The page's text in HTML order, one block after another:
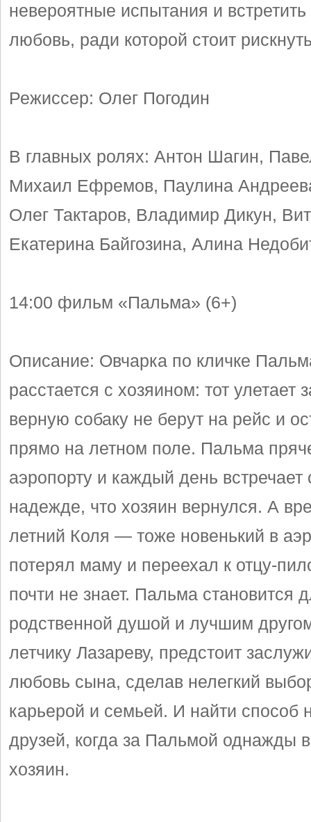
невероятные испытания и встретить
любовь, ради которой стоит
Режиссер: Олег Погодин
В главных ролях: Антон Шагин,
Михаил Ефремов, Паулина
Олег Тактаров, Владимир Дикун,
Екатерина Байгозина, Алина
14:00 фильм «Пальма» (6+)
Описание: Овчарка по кличке
расстается с хозяином: тот улетает
верную собаку не берут на рейс и
прямо на летном поле. Пальма
аэропорту и каждый день встречает
надежде, что хозяин вернулся. А
летний Коля — тоже новенький в
потерял маму и переехал к отцу-
почти не знает. Пальма становится
родственной душой и лучшим
летчику Лазареву, предстоит
любовь сына, сделав нелегкий
карьерой и семьей. И найти способ
друзей, когда за Пальмой однажды
хозяин.